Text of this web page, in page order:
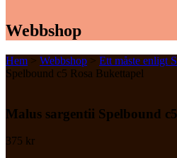
Webbshop
Hem > Webbshop > Ett måste enligt
Spelbound c5 Rosa Bukettapel
Malus sargentii Spelbound
375 kr